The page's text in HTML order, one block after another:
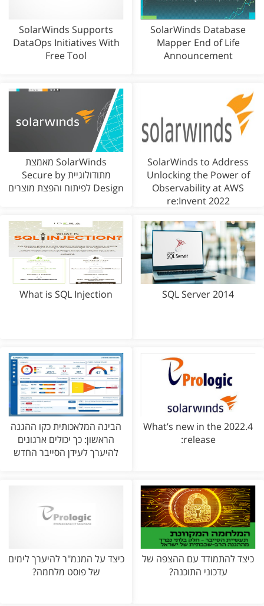
SolarWinds Database
Mapper End of Life
Announcement
SolarWinds Supports
DataOps Initiatives With
Free Tool
SolarWinds to Address
Unlocking the Power of
Observability at AWS
re:Invent 2022
SolarWinds מאמצת
מתודולוגיית Secure by
Design לפיתוח והפצת מוצרים
SQL Server 2014
What is SQL Injection
What’s new in the 2022.4
release:
הבינה המלאכותית כקו ההגנה
הראשון: כך יכולים ארגונים
להיערך לעידן הסייבר החדש
כיצד להתמודד עם ההצפה של
עדכוני התוכנה?
כיצד על המנמ"ר להיערך לימים
של פוסט מלחמה?